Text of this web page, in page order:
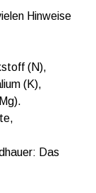
Hinweise
(N),
(K),
Das